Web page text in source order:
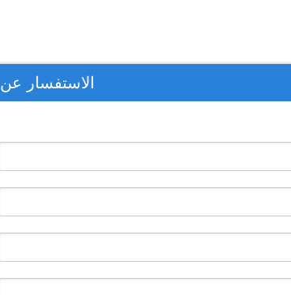
الاستفسار عن